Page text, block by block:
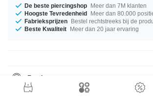
De beste piercingshop Meer dan 7M klanten
Hoogste Tevredenheid Meer dan 80.000
Fabrieksprijzen Bestel rechtstreeks bij de
Beste Kwaliteit Meer dan 20 jaar ervaring
Productgegevens
Length can be cut to any size